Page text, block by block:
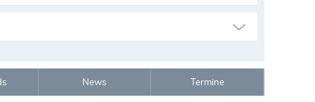
News Termine